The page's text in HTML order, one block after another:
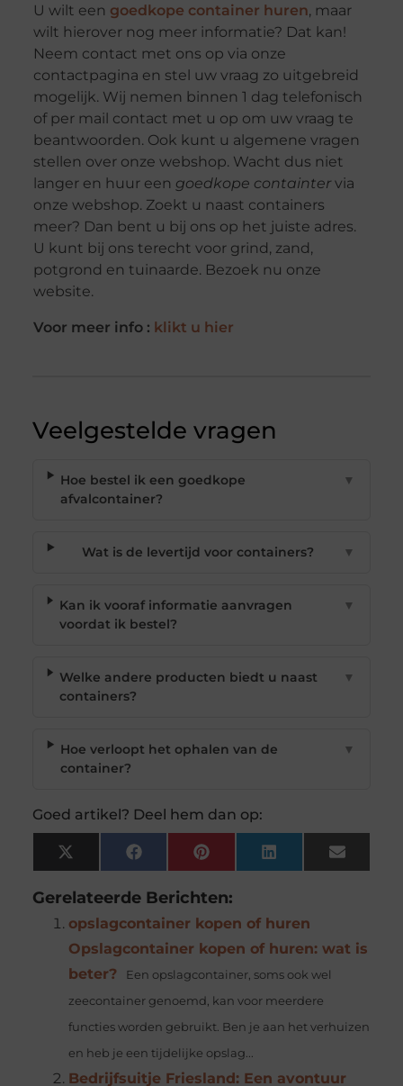
U wilt een goedkope container huren, maar
wilt hierover nog meer informatie? Dat kan!
Neem contact met ons op via onze
contactpagina en stel uw vraag zo uitgebreid
mogelijk. Wij nemen binnen 1 dag telefonisch
of per mail contact met u op om uw vraag te
beantwoorden. Ook kunt u algemene vragen
stellen over onze webshop. Wacht dus niet
langer en huur een goedkope containtervia
onze webshop. Zoekt u naast containers
meer? Dan bent u bij ons op het juiste adres.
U kunt bij ons terecht voor grind, zand,
potgrond en tuinaarde. Bezoek nu onze
website.
Voor meer info : klikt u hier
Veelgestelde vragen
Hoe bestel ik een goedkope
afvalcontainer?
▼
Wat is de levertijd voor containers? ▼
Kan ik vooraf informatie aanvragen
voordat ik bestel?
▼
Welke andere producten biedt u naast
containers?
▼
Hoe verloopt het ophalen van de
container?
▼
Goed artikel? Deel hem dan op:
X
(Twitter)
FacebookPinterest LinkedIn Email
Gerelateerde Berichten:
opslagcontainer kopen of huren
Opslagcontainer kopen of huren: wat is
beter?
Een opslagcontainer, soms ook wel
zeecontainer genoemd, kan voor meerdere
functies worden gebruikt. Ben je aan het verhuizen
en heb je een tijdelijke opslag...
Bedrijfsuitje Friesland: Een avontuur